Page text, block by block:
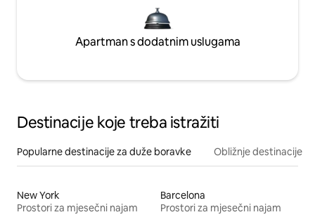
Apartman s dodatnim uslugama
Destinacije koje treba istražiti
Popularne destinacije za duže boravke Obližnje destinacije
New York
Prostori za mjesečni najam
Barcelona
Prostori za mjesečni najam